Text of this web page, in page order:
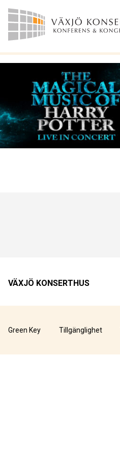
VÄXJÖ KONSERTHUS
Green Key Tillgänglighet